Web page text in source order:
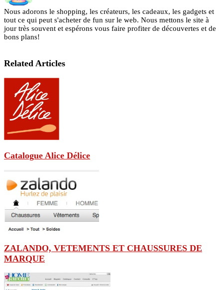
Nous adorons le shopping, les créateurs, les cadeaux, les gadgets et
tout ce qui peut s'acheter de fun sur le web. Nous mettons le site à
jour très souvent et espérons vous faire profiter de découvertes et de
bons plans!
Related Articles
Catalogue Alice Délice
ZALANDO, VETEMENTS ET CHAUSSURES DE
MARQUE